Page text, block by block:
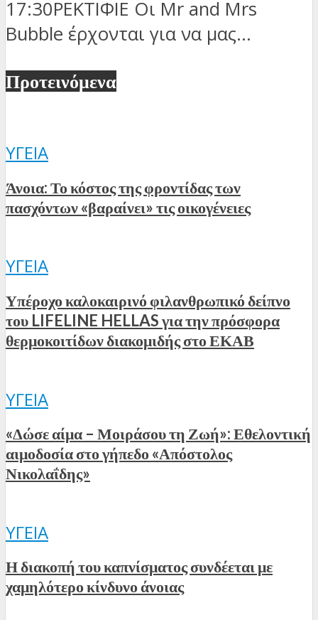
17:30ΡΕΚΤΙΦΙΕ Οι Mr and Mrs
Bubble έρχονται για να μας...
Προτεινόμενα
ΥΓΕΊΑ
Άνοια: Το κόστος της φροντίδας των
πασχόντων «βαραίνει» τις οικογένειες
ΥΓΕΊΑ
Υπέροχο καλοκαιρινό φιλανθρωπικό δείπνο
του LIFELINE HELLAS για την πρόσφορα
θερμοκοιτίδων διακομιδής στο ΕΚΑΒ
ΥΓΕΊΑ
«Δώσε αίμα – Μοιράσου τη Ζωή»: Εθελοντική
αιμοδοσία στο γήπεδο «Απόστολος
Νικολαΐδης»
ΥΓΕΊΑ
Η διακοπή του καπνίσματος συνδέεται με
χαμηλότερο κίνδυνο άνοιας